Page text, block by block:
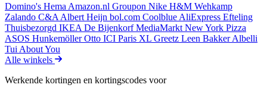
Domino's Hema Amazon.nl Groupon Nike H&M Wehkamp
Zalando C&A Albert Heijn bol.com Coolblue AliExpress Efteling
Thuisbezorgd IKEA De BijenkorfMediaMarkt New York Pizza
ASOS HunkemöllerOtto ICI Paris XL Greetz Leen BakkerAlbelli
Tui About You
Alle winkels
Werkende kortingen en kortingscodes voor